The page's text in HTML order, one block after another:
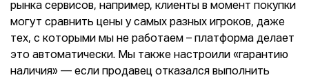
рынка сервисов, например, клиенты в момент покупки
могут сравнить цены у самых разных игроков, даже
тех, с которыми мы не работаем – платформа делает
это автоматически. Мы также настроили «гарантию
наличия» — если продавец отказался выполнить